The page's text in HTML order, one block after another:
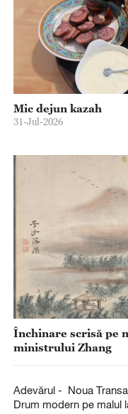
Mic dejun kazah
31-Jul-2026
Închinare scrisă pe
ministrului Zhang
Adevărul - Noua
Drum modern pe malul